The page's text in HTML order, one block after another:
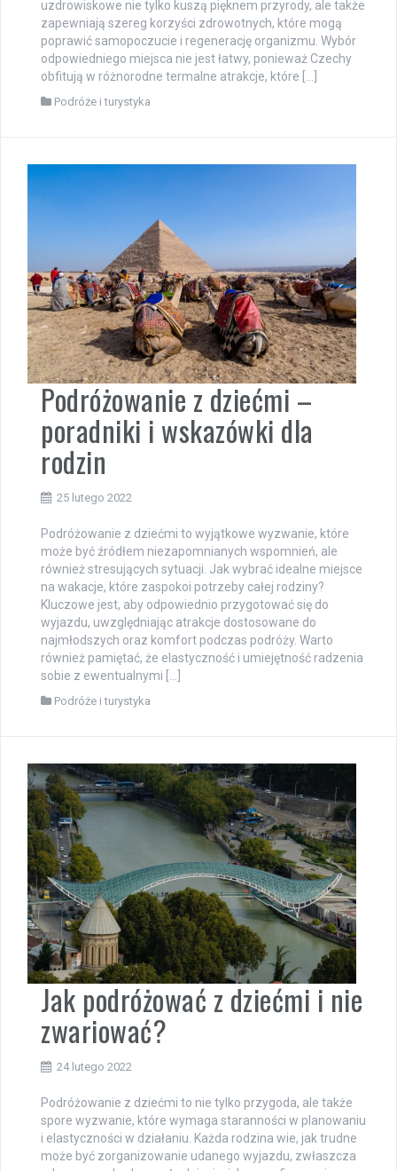
uzdrowiskowe nie tylko kuszą pięknem przyrody, ale także
zapewniają szereg korzyści zdrowotnych, które mogą
poprawić samopoczucie i regenerację organizmu. Wybór
odpowiedniego miejsca nie jest łatwy, ponieważ Czechy
obfitują w różnorodne termalne atrakcje, które […]
Podróże i turystyka
Podróżowanie z dziećmi –
poradniki i wskazówki dla
rodzin
25 lutego 2022
Podróżowanie z dziećmi to wyjątkowe wyzwanie, które
może być źródłem niezapomnianych wspomnień, ale
również stresujących sytuacji. Jak wybrać idealne miejsce
na wakacje, które zaspokoi potrzeby całej rodziny?
Kluczowe jest, aby odpowiednio przygotować się do
wyjazdu, uwzględniając atrakcje dostosowane do
najmłodszych oraz komfort podczas podróży. Warto
również pamiętać, że elastyczność i umiejętność radzenia
sobie z ewentualnymi […]
Podróże i turystyka
Jak podróżować z dziećmi i nie
zwariować?
24 lutego 2022
Podróżowanie z dziećmi to nie tylko przygoda, ale także
spore wyzwanie, które wymaga staranności w planowaniu
i elastyczności w działaniu. Każda rodzina wie, jak trudne
może być zorganizowanie udanego wyjazdu, zwłaszcza